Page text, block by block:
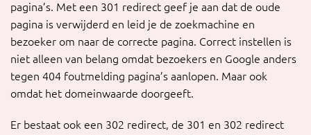
pagina’s. Met een 301 redirect geef je aan dat de oude
pagina is verwijderd en leid je de zoekmachine en
bezoeker om naar de correcte pagina. Correct instellen is
niet alleen van belang omdat bezoekers en Google anders
tegen 404 foutmelding pagina’s aanlopen. Maar ook
omdat het domeinwaarde doorgeeft.
Er bestaat ook een 302 redirect, de 301 en 302 redirect